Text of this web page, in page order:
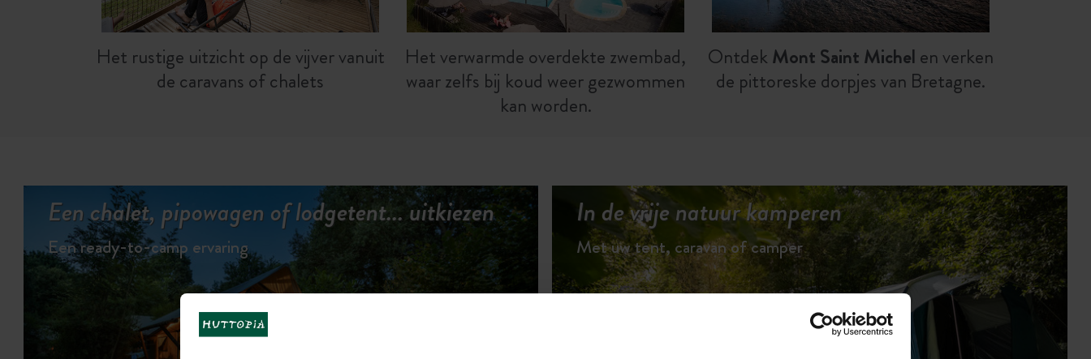
Het rustige uitzicht op de vijver vanuit
de caravans of chalets
Het verwarmde overdekte zwembad,
waar zelfs bij koud weer gezwommen
kan worden.
Ontdek Mont Saint Michel en verken
de pittoreske dorpjes van Bretagne.
Een chalet, pipowagen of lodgetent... uitkiezen
Een ready-to-camp ervaring
In de vrije natuur kamperen
Met uw tent, caravan of camper